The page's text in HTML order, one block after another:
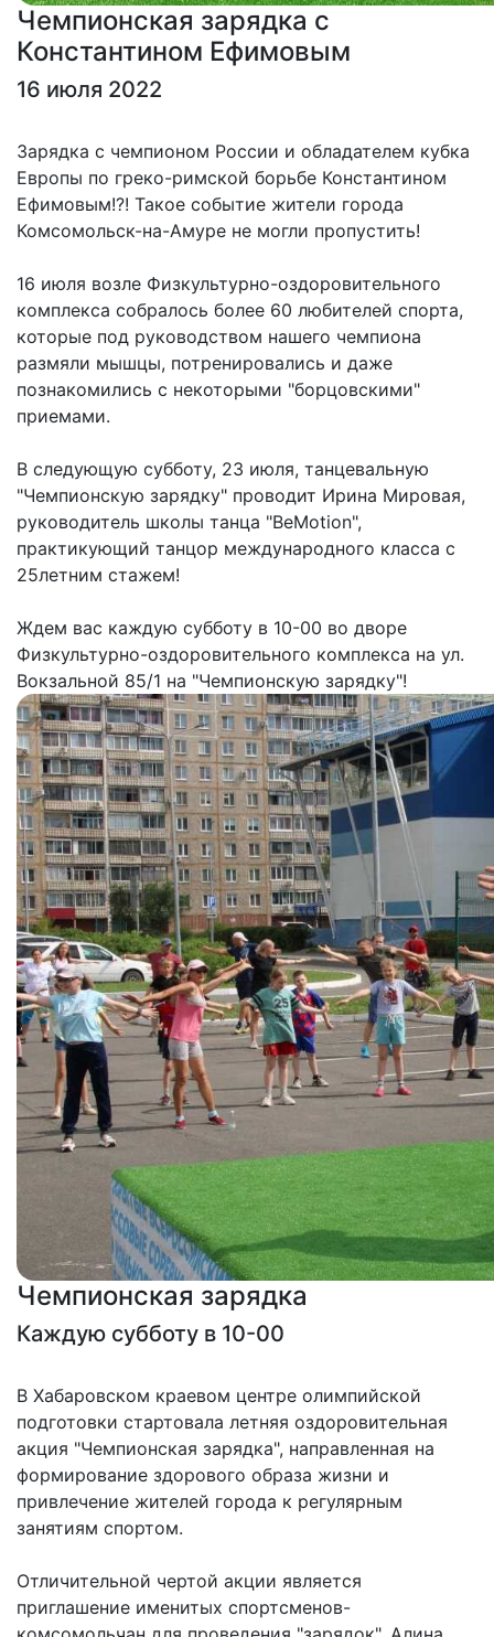
Чемпионская зарядка с
Константином Ефимовым
16 июля 2022
Зарядка с чемпионом России и обладателем кубка
Европы по греко-римской борьбе Константином
Ефимовым!?! Такое событие жители города
Комсомольск-на-Амуре не могли пропустить!
16 июля возле Физкультурно-оздоровительного
комплекса собралось более 60 любителей спорта,
которые под руководством нашего чемпиона
размяли мышцы, потренировались и даже
познакомились с некоторыми "борцовскими"
приемами.
В следующую субботу, 23 июля, танцевальную
"Чемпионскую зарядку" проводит Ирина Мировая,
руководитель школы танца "BeMotion",
практикующий танцор международного класса с
25летним стажем!
Ждем вас каждую субботу в 10-00 во дворе
Физкультурно-оздоровительного комплекса на ул.
Вокзальной 85/1 на "Чемпионскую зарядку"!
Чемпионская зарядка
Каждую субботу в 10-00
В Хабаровском краевом центре олимпийской
подготовки стартовала летняя оздоровительная
акция "Чемпионская зарядка", направленная на
формирование здорового образа жизни и
привлечение жителей города к регулярным
занятиям спортом.
Отличительной чертой акции является
приглашение именитых спортсменов-